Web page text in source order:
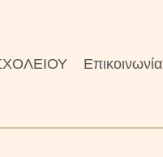
Επικοινωνία